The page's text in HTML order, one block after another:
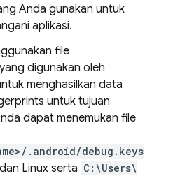
Anda gunakan untuk
aplikasi.
file
digunakan oleh
menghasilkan data
untuk tujuan
dapat menemukan file
.android/debug.keys
Linux serta C:\Users\